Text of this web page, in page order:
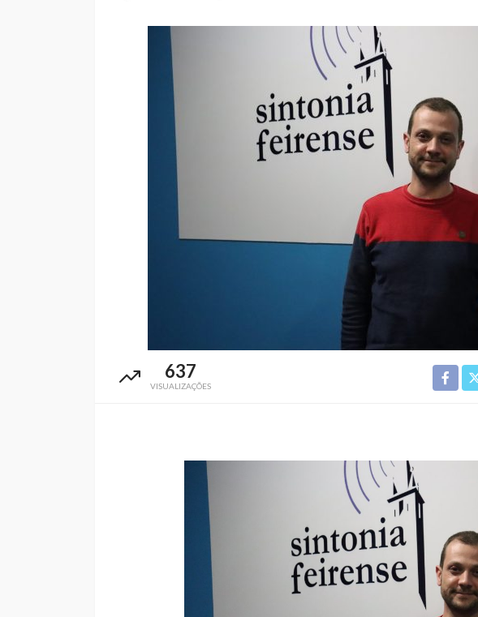
637
VISUALIZAÇÕES
Abner González foi o
melhor da Feirense-
Beeceler na primeira etapa
da Volta a Portugal
Rádio Sintonia 2 dias atrás